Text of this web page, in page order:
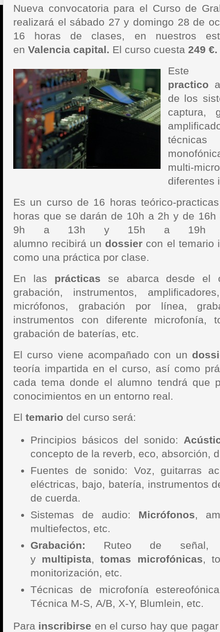
Nueva convocatoria para el Curso de
realizará el sábado 27 y domingo 28 de
16 horas de clases, en nuestros
en Valencia capital. El curso cuesta 249 €.
Este
practico
de los
captura,
multi-
diferentes
Es un curso de 16 horas teórico-
horas que se darán de 10h a 2h y de
9h a 13h y 15h a 19h el
alumno recibirá un dossier con el temario
como una práctica por clase.
En las prácticas se abarca desde el
grabación, instrumentos,
micrófonos, grabación por línea,
instrumentos con diferente microfonía,
grabación de baterías, etc.
El curso viene acompañado con un
teoría impartida en el curso, así como
cada tema donde el alumno tendrá que
conocimientos en un entorno real.
El temario del curso será:
Principios básicos del sonido:
concepto de la reverb, eco, absorción,
Fuentes de sonido: Voz, guitarras
eléctricas, bajo, batería, instrumentos
de cuerda.
Sistemas de audio: Micrófonos,
multiefectos, etc.
Grabación: Ruteo de señal,
y multipista,tomas microfónicas,
monitorización, etc.
Técnicas de microfonía
Técnica M-S, A/B, X-Y, Blumlein, etc.
Para inscribirse en el curso hay que